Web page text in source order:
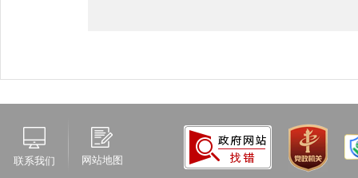
联系我们 网站地图